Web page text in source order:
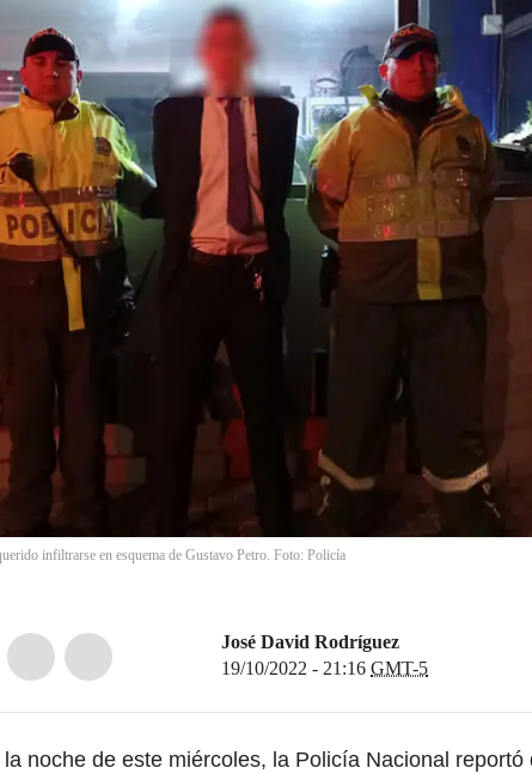
infiltrarse en esquema de Gustavo Petro. Foto: Policía
José David Rodríguez
19/10/2022 - 21:16 GMT-5
noche de este miércoles, la Policía Nacional reportó